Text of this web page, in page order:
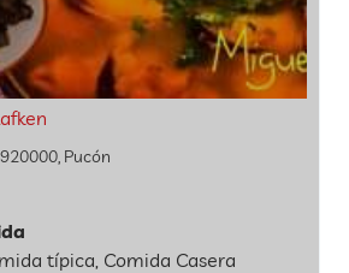
Pucón
típica, Comida Casera